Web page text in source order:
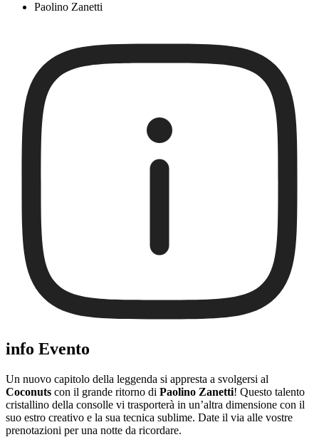
Paolino Zanetti
info Evento
Un nuovo capitolo della leggenda si appresta a svolgersi al
Coconuts con il grande ritorno di Paolino Zanetti! Questo talento
cristallino della consolle vi trasporterà in un’altra dimensione con il
suo estro creativo e la sua tecnica sublime. Date il via alle vostre
prenotazioni per una notte da ricordare.